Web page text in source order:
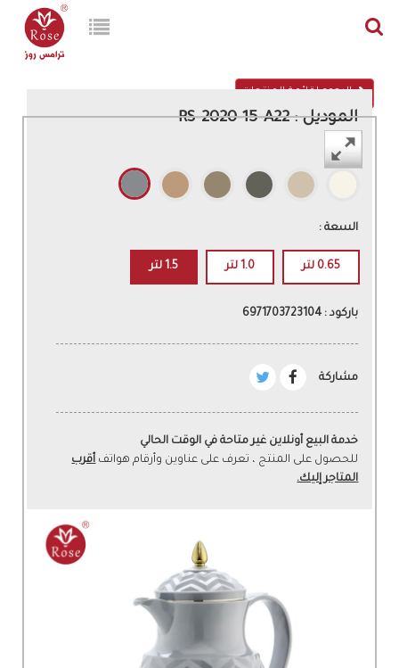
الرجوع لقائمة المنتجات
الموديل : RS-2020-15-A22
اللون :
السعة :
0.65 لتر 1.0 لتر 1.5 لتر
باركود : 6971703723104
مشاركة
خدمة البيع أونلاين غير متاحة في الوقت الحالي
للحصول على المنتج ، تعرف على عناوين وأرقام هواتفأقرب
المتاجر إليك.